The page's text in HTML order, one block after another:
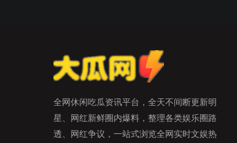
全网休闲吃瓜资讯平台，全天不间断更新明
星、网红新鲜圈内爆料，整理各类娱乐圈路
透、网红争议，一站式浏览全网实时文娱热